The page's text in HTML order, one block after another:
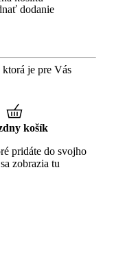
dodanie
je pre Vás
košík
pridáte do svojho
zobrazia tu